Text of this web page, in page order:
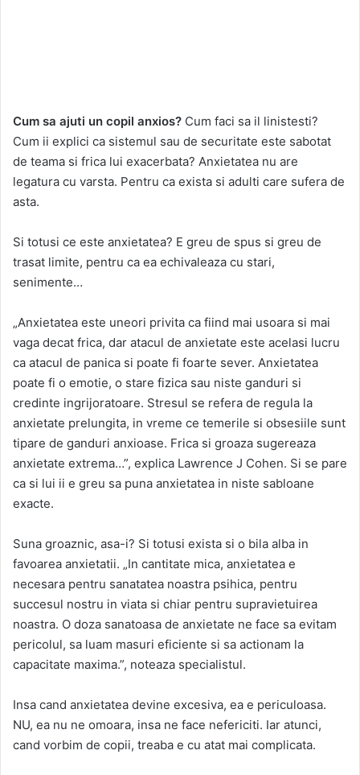
Cum sa ajuti un copil anxios? Cum faci sa il linistesti?
Cum ii explici ca sistemul sau de securitate este sabotat
de teama si frica lui exacerbata? Anxietatea nu are
legatura cu varsta. Pentru ca exista si adulti care sufera de
asta.
Si totusi ce este anxietatea? E greu de spus si greu de
trasat limite, pentru ca ea echivaleaza cu stari,
senimente…
„Anxietatea este uneori privita ca fiind mai usoara si mai
vaga decat frica, dar atacul de anxietate este acelasi lucru
ca atacul de panica si poate fi foarte sever. Anxietatea
poate fi o emotie, o stare fizica sau niste ganduri si
credinte ingrijoratoare. Stresul se refera de regula la
anxietate prelungita, in vreme ce temerile si obsesiile sunt
tipare de ganduri anxioase. Frica si groaza sugereaza
anxietate extrema…”, explica Lawrence J Cohen. Si se pare
ca si lui ii e greu sa puna anxietatea in niste sabloane
exacte.
Suna groaznic, asa-i? Si totusi exista si o bila alba in
favoarea anxietatii. „In cantitate mica, anxietatea e
necesara pentru sanatatea noastra psihica, pentru
succesul nostru in viata si chiar pentru supravietuirea
noastra. O doza sanatoasa de anxietate ne face sa evitam
pericolul, sa luam masuri eficiente si sa actionam la
capacitate maxima.”, noteaza specialistul.
Insa cand anxietatea devine excesiva, ea e periculoasa.
NU, ea nu ne omoara, insa ne face nefericiti. Iar atunci,
cand vorbim de copii, treaba e cu atat mai complicata.